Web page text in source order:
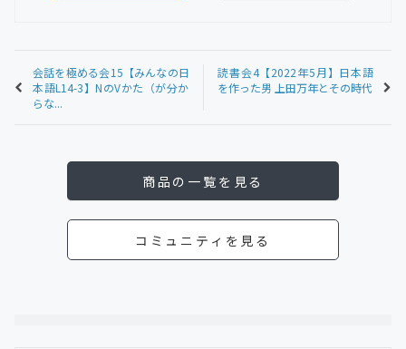
会話を極める会15【みんなの日
本語L14-3】NのVかた（が分か
らな...
読書会4【2022年5月】日本語
を作った男 上田万年とその時代
商品の一覧を見る
コミュニティを見る